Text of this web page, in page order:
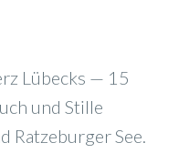
Lübecks — 15
und Stille
Ratzeburger See.